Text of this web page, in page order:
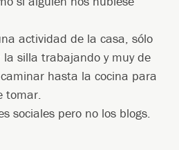
actividad de la casa, sólo
la silla trabajando y muy de
hasta la cocina para
tomar.
sociales pero no los blogs.